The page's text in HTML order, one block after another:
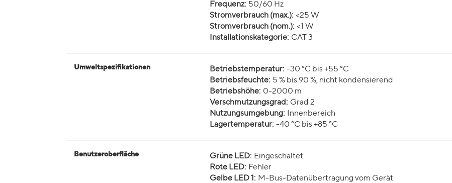
Frequenz: 50/60 Hz
Stromverbrauch (max.): <25 W
Stromverbrauch (nom.): <1 W
Installationskategorie: CAT 3
Umweltspezifikationen Betriebstemperatur: -30 °C bis +55 °C
Betriebsfeuchte: 5 % bis 90 %, nicht kondensierend
Betriebshöhe: 0-2000 m
Verschmutzungsgrad: Grad 2
Nutzungsumgebung:
Innenbereich
Lagertemperatur: -40 °C bis +85 °C
Benutzeroberfläche Grüne LED: Eingeschaltet
Rote LED: Fehler
Gelbe LED 1: M-Bus-Datenübertragung vom Gerät